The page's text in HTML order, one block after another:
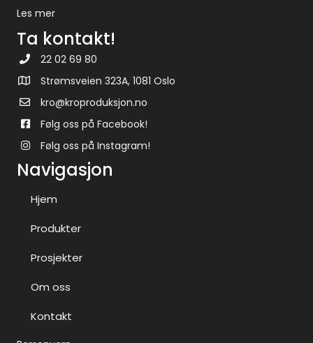
Les mer
Ta kontakt!
22 02 69 80
Strømsveien 323A, 1081 Oslo
kro@kroproduksjon.no
Følg oss på Facebook!
Følg oss på Instagram!
Navigasjon
Hjem
Produkter
Prosjekter
Om oss
Kontakt